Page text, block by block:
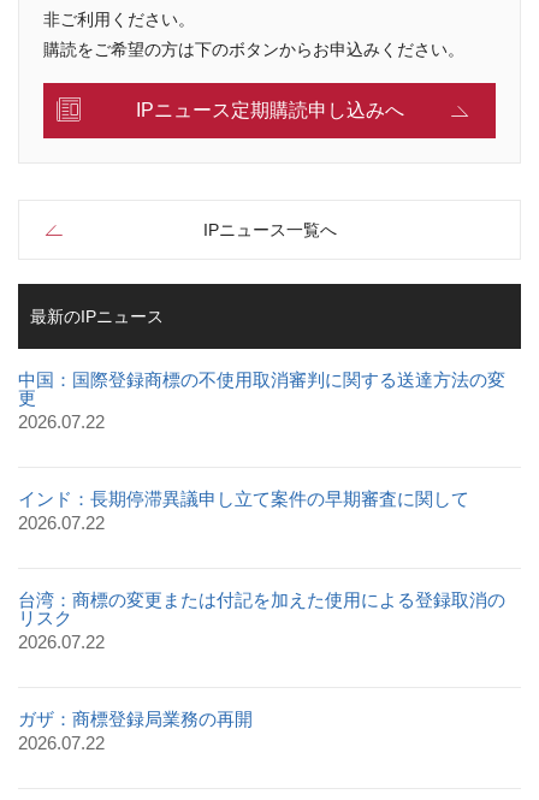
非ご利用ください。
購読をご希望の方は下のボタンからお申込みください。
IPニュース定期購読申し込みへ
IPニュース一覧へ
最新のIPニュース
中国：国際登録商標の不使用取消審判に関する送達方法の変
更
2026.07.22
インド：長期停滞異議申し立て案件の早期審査に関して
2026.07.22
台湾：商標の変更または付記を加えた使用による登録取消の
リスク
2026.07.22
ガザ：商標登録局業務の再開
2026.07.22